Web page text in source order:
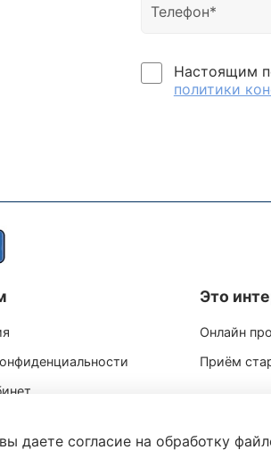
Настоящим
политики
Это
Онлайн
Приём
даете согласие на обработку